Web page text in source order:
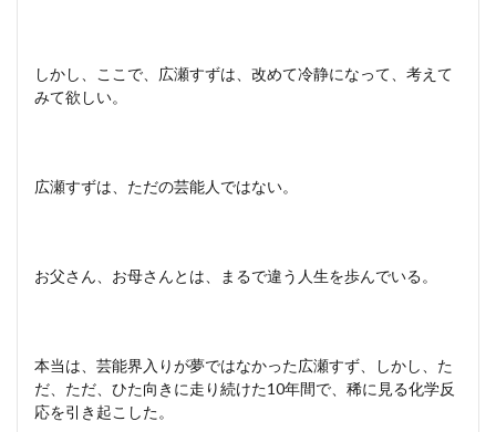
しかし、ここで、広瀬すずは、改めて冷静になって、考えて
みて欲しい。
広瀬すずは、ただの芸能人ではない。
お父さん、お母さんとは、まるで違う人生を歩んでいる。
本当は、芸能界入りが夢ではなかった広瀬すず、しかし、た
だ、ただ、ひた向きに走り続けた10年間で、稀に見る化学反
応を引き起こした。